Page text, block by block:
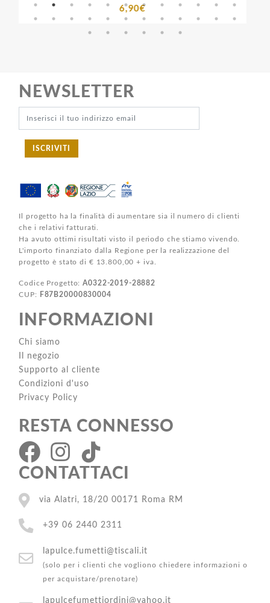
6,90€
NEWSLETTER
ISCRIVITI
Il progetto ha la finalità di aumentare sia il numero di clienti
che i relativi fatturati.
Ha avuto ottimi risultati visto il periodo che stiamo vivendo.
L'importo finanziato dalla Regione per la realizzazione del
progetto è stato di € 13.800,00 + iva.
Codice Progetto:A0322-2019-28882
CUP:
F87B20000830004
INFORMAZIONI
Chi siamo
Il negozio
Supporto al cliente
Condizioni d'uso
Privacy Policy
RESTA CONNESSO
CONTATTACI
via Alatri, 18/20 00171 Roma RM
+39 06 2440 2311
lapulce.fumetti@tiscali.it
(solo per i clienti che vogliono chiedere informazioni o
per acquistare/prenotare)
lapulcefumettiordini@yahoo.it